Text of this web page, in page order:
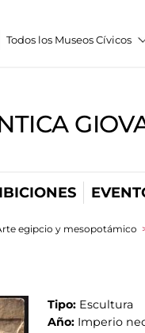
Todos los Museos Cívicos
egipcio y mesopotámico
Tipo: Escultura
Año: Imperio